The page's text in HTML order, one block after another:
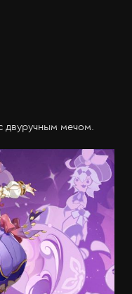
двуручным мечом.